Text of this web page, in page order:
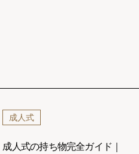
成人式
成人式の持ち物完全ガイド｜